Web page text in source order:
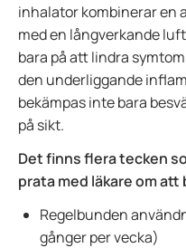
inhalator kombinerar
med en långverkande
bara på att lindra
den underliggande
bekämpas inte bara
på sikt.
Det finns flera tecken
prata med läkare om
Regelbunden
gånger per vecka)